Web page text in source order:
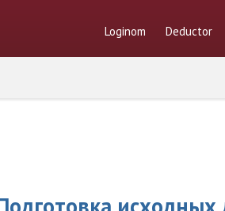
Loginom Deductor